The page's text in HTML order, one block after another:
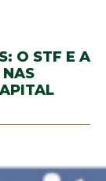
O STF E A